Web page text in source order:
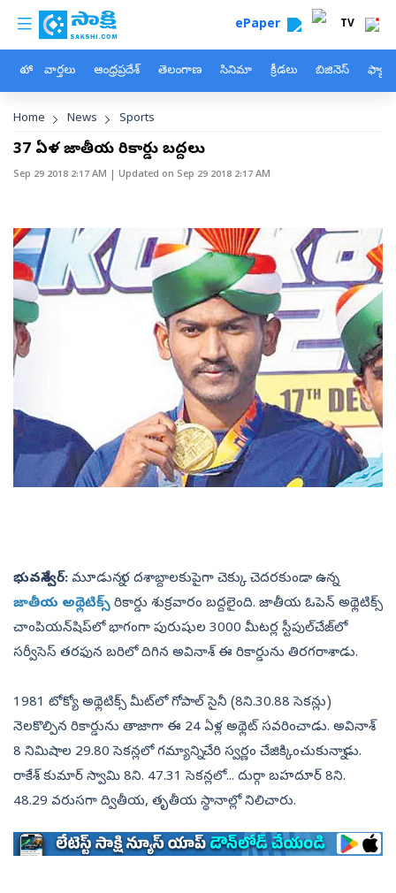
Skip to main content
custom menu ePaper TV
హోం వార్తలు ఆంధ్రప్రదేశ్ తెలంగాణ సినిమా క్రీడలు బిజినెస్
Breadcrumb
Home News Sports
37 ఏళ్ల జాతీయ రికార్డు బద్దలు
Sep 29 2018 2:17 AM | Updated on Sep 29 2018 2:17 AM
భువనేశ్వర్‌: మూడున్నర దశాబ్దాలకుపైగా చెక్కు చెదరకుండా ఉన్న
జాతీయ అథ్లెటిక్స్‌ రికార్డు శుక్రవారం బద్దలైంది. జాతీయ ఓపెన్‌ అథ్లెటిక్స్‌
చాంపియన్‌షిప్‌లో భాగంగా పురుషుల 3000 మీటర్ల స్టీపుల్‌చేజ్‌లో
సర్వీసెస్‌ తరఫున బరిలో దిగిన అవినాశ్‌ ఈ రికార్డును తిరగరాశాడు.
1981 టోక్యో అథ్లెటిక్స్‌ మీట్‌లో గోపాల్‌ సైనీ (8ని.30.88 సెకన్లు)
నెలకొల్పిన రికార్డును తాజాగా ఈ 24 ఏళ్ల అథ్లెట్‌ సవరించాడు. అవినాశ్‌
8 నిమిషాల 29.80 సెకన్లలో గమ్యాన్ని చేరి స్వర్ణం చేజిక్కించుకున్నాడు.
రాకేశ్‌ కుమార్‌ స్వామి 8ని. 47.31 సెకన్లలో... దుర్గా బహదూర్‌ 8ని.
48.29 వరుసగా ద్వితీయ, తృతీయ స్థానాల్లో నిలిచారు.